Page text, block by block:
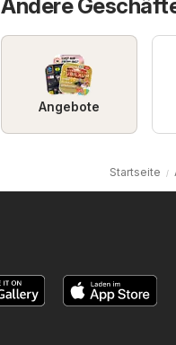
Andere
Angebote
Startseite